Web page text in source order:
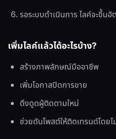
รอระบบดำเนินการ ไลค์จะขึ้นอั
เพิ่มไลค์แล้วได้อะไรบ้าง?
สร้างภาพลักษณ์มืออาชีพ
เพิ่มโอกาสปิดการขาย
ดึงดูดผู้ติดตามใหม่
ช่วยดันโพสต์ให้ติดเทรนด์โดย